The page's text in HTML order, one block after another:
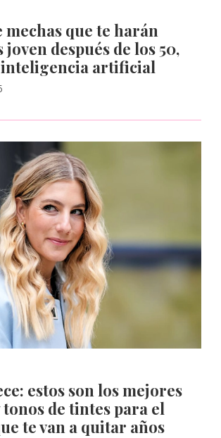
mechas que te harán
después de los 50,
inteligencia artificial
estos son los mejores
tonos de tintes para el
te van a quitar años